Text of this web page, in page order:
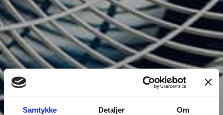
Samtykke Detaljer Om